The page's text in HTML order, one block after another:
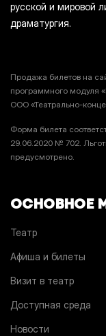
русской и мировой
драматургия.
Продажа билетов на
программного модуля
ООО «Театрально-
Форма билета
29.06.2020 № 702.
предусмотрено.
ОСНОВНОЕ
Театр
Афиша и билеты
Визит в театр
Доступная среда
Новости